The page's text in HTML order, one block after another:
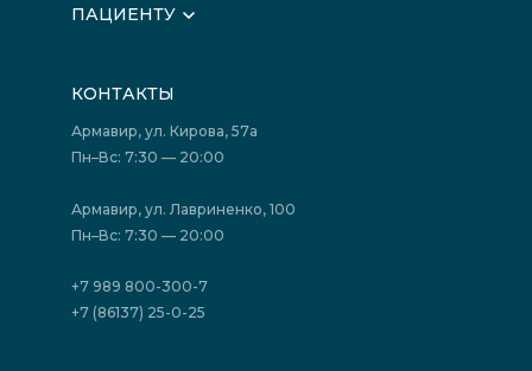
Вышестоящие организации
Лицензии
Фотогалерея
Политика конфиденциальности
Акции
ПАЦИЕНТУ
Подготовка к сдаче анализов
Акции
Отзывы
Государственные программы
Юридическим лицам
КОНТАКТЫ
Армавир, ул. Кирова, 57а
Пн–Вс: 7:30 — 20:00
Армавир, ул. Лавриненко, 100
Пн–Вс: 7:30 — 20:00
+7 989 800-300-7
+7 (86137) 25-0-25